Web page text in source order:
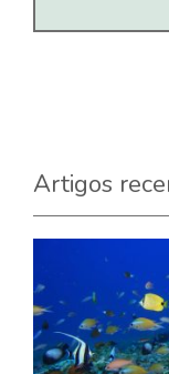
Artigos